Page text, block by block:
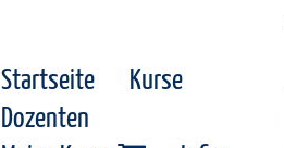
Startseite
Kurse
Dozenten